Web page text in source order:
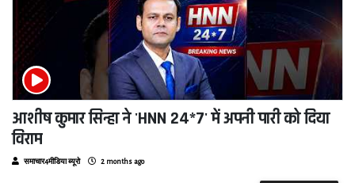
आशीष कुमार सिन्हा ने 'HNN 24*7' में अपनी पारी को दिया
विराम
समाचार4मीडिया ब्यूरो 2 months ago